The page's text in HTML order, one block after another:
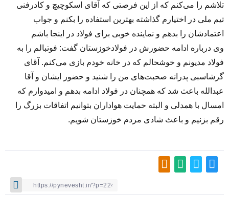
تلاشم را می‌کنم که از این فرصتی که آقای اسکوچیچ و کادرفنی
تیم ملی در اختیارم گذاشته بهترین استفاده را بکنم و جواب
اعتمادشان را بدهم و نماینده خوبی برای فولاد در اینجا باشم
وی درباره ادامه حضورش در فولادخوزستان گفت: فوتبالم را به
فولاد مدیونم و خوشحالم که در خانه خودم بازی می‌کنم. آقای
گرشاسبی پدرانه صحبت‌های من را شنید و حضور ایشان و آقا
عبدالله باعث شد که همچنان در فولاد ادامه بدهم و امیدوارم که
امسال با همدلی و البته حمایت هواداران بتوانیم اتفاقات بزرگ را
رقم بزنیم و باعث شادی مردم خوزستان شویم.